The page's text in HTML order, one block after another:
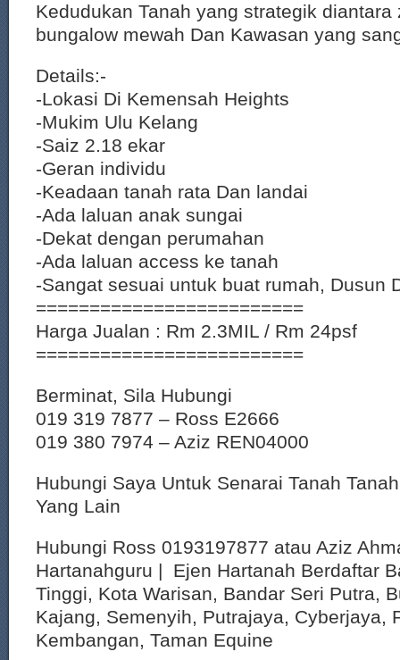
Kedudukan Tanah yang strategik diantara
bungalow mewah Dan Kawasan yang
Details:-
-Lokasi Di Kemensah Heights
-Mukim Ulu Kelang
-Saiz 2.18 ekar
-Geran individu
-Keadaan tanah rata Dan landai
-Ada laluan anak sungai
-Dekat dengan perumahan
-Ada laluan access ke tanah
-Sangat sesuai untuk buat rumah, Dusun
=========================
Harga Jualan : Rm 2.3MIL / Rm 24psf
=========================
Berminat, Sila Hubungi
019 319 7877 – Ross E2666
019 380 7974 – Aziz REN04000
Hubungi Saya Untuk Senarai Tanah
Yang Lain
Hubungi Ross 0193197877 atau Aziz
Hartanahguru | Ejen Hartanah Berdaftar
Tinggi, Kota Warisan, Bandar Seri Putra,
Kajang, Semenyih, Putrajaya, Cyberjaya,
Kembangan, Taman Equine